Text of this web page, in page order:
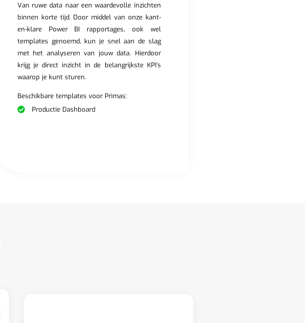
Van ruwe data naar een waardevolle inzichten
binnen korte tijd. Door middel van onze kant-
en-klare Power BI rapportages, ook wel
templates genoemd, kun je snel aan de slag
met het analyseren van jouw data. Hierdoor
krijg je direct inzicht in de belangrijkste KPI’s
waarop je kunt sturen.
Beschikbare templates voor Primas:
Productie Dashboard